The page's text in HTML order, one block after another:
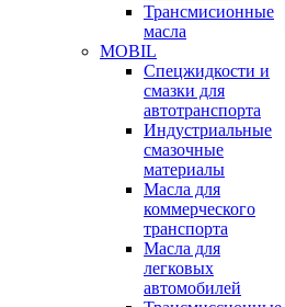
Трансмисионные
масла
MOBIL
Cпецжидкости и
смазки для
автотранспорта
Индустриальные
смазочные
материалы
Масла для
коммерческого
транспорта
Масла для
легковых
автомобилей